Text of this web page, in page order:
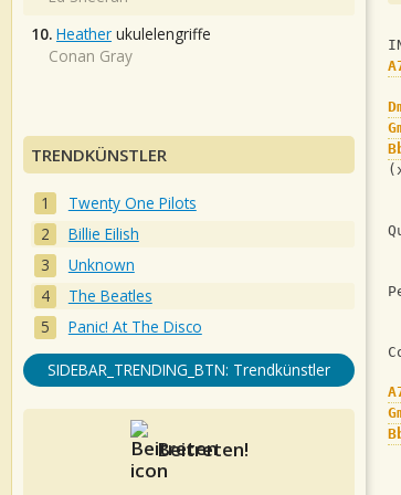
10. Heather ukulelengriffe
Conan Gray
TRENDKÜNSTLER
Twenty One Pilots
Billie Eilish
Unknown
The Beatles
Panic! At The Disco
SIDEBAR_TRENDING_BTN: Trendkünstler
Beitreten!